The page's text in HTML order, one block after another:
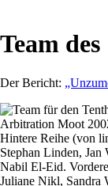
Team
Der Bericht:
Hintere Reihe (von
Stephan Linden, Jan
Nabil El-Eid.
Juliane Nikl, Sandra